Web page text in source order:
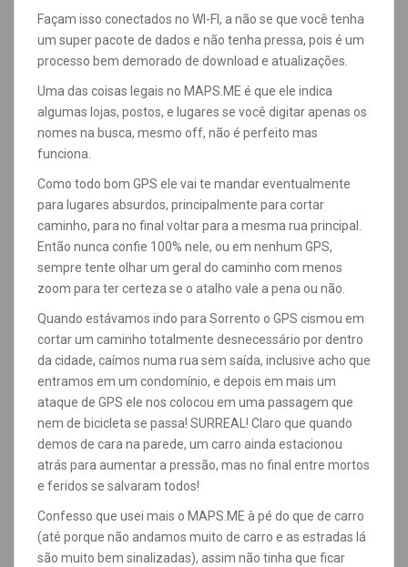
Façam isso conectados no WI-FI, a não se que você tenha
um super pacote de dados e não tenha pressa, pois é um
processo bem demorado de download e atualizações.
Uma das coisas legais no MAPS.ME é que ele indica
algumas lojas, postos, e lugares se você digitar apenas os
nomes na busca, mesmo off, não é perfeito mas
funciona.
Como todo bom GPS ele vai te mandar eventualmente
para lugares absurdos, principalmente para cortar
caminho, para no final voltar para a mesma rua principal.
Então nunca confie 100% nele, ou em nenhum GPS,
sempre tente olhar um geral do caminho com menos
zoom para ter certeza se o atalho vale a pena ou não.
Quando estávamos indo para Sorrento o GPS cismou em
cortar um caminho totalmente desnecessário por dentro
da cidade, caímos numa rua sem saída, inclusive acho que
entramos em um condomínio, e depois em mais um
ataque de GPS ele nos colocou em uma passagem que
nem de bicicleta se passa! SURREAL! Claro que quando
demos de cara na parede, um carro ainda estacionou
atrás para aumentar a pressão, mas no final entre mortos
e feridos se salvaram todos!
Confesso que usei mais o MAPS.ME à pé do que de carro
(até porque não andamos muito de carro e as estradas lá
são muito bem sinalizadas), assim não tinha que ficar